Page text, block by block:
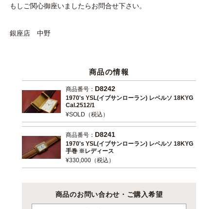
もしご関心御座いましたらお問合せ下さい。
銀座店 中野
商品の情報
商品番号： D8242
1970's YSL(イブサンローラン) レベルソ 18KYG
Cal.2512/1
¥SOLD（税込）
商品番号： D8241
1970's YSL(イブサンローラン) レベルソ 18KYG
手巻 ※レディース
¥330,000（税込）
商品のお問い合わせ・ご購入希望